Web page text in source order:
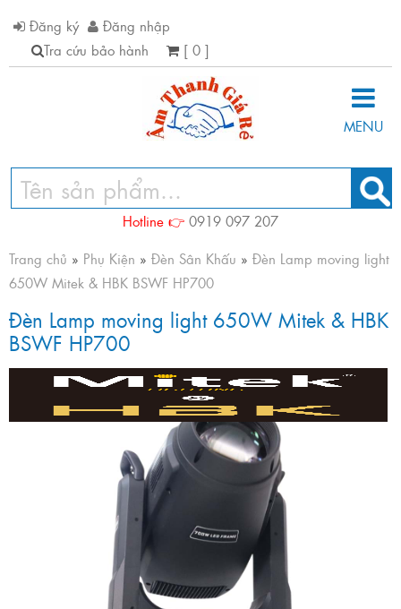
Đăng ký
Đăng nhập
Tra cứu bảo hành
[ 0 ]
MENU
Hotline 👉 0919 097 207
Trang chủ » Phụ Kiện » Đèn Sân Khấu » Đèn Lamp moving light
650W Mitek & HBK BSWF HP700
Đèn Lamp moving light 650W Mitek & HBK
BSWF HP700